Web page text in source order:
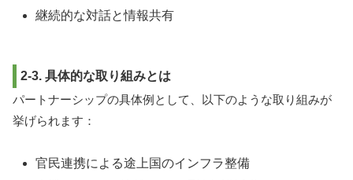
継続的な対話と情報共有
2-3. 具体的な取り組みとは
パートナーシップの具体例として、以下のような取り組みが
挙げられます：
官民連携による途上国のインフラ整備